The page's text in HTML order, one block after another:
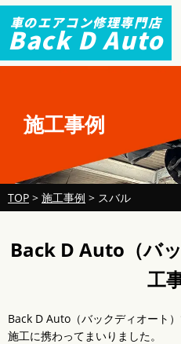
車のエアコン修理専門店
Back D Auto
施工事例
TOP > 施工事例 > スバル
Back D Auto（バ
工
Back D Auto（バックディオート
施工に携わってまいりました。